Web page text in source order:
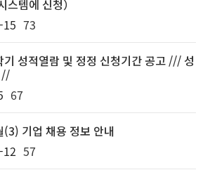
템에 신청）
73
성적열람 및 정정 신청기간 공고 /// 성
//
67
기업 채용 정보 안내
57